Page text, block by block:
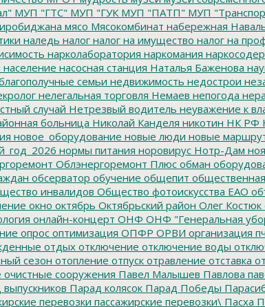
МУП "ГТС" МУП "ГУК МУП "ПАТП" МУП
мясо Мясокомбинат набережная
наледь налог налог на имущество налог на
нарколаборатория наркомания
население насосная станция Наталья Баженова
семьи недвижимость недострои
нелегальная торговля Немаев непогода
случай Нетрезвый водитель неуважение к
больница Николай Канделя никотин НК РФ
новое_оборудование новые люди новые
нормы питания норовирус Нотр-Дам
Облэнергоремонт Плюс обман
обсерватор обучение общепит
инвалидов Общество фотоискусства ЕАО
окно октябрь Октябрьский район Олег Костюк
онлайн-концерт ОНФ ОНФ "Генеральная
опрос оптимизация ОПФР ОРВИ организация
отдых отключение отключение воды
сезон отопление отпуск отравление отставка
очистные сооружения Павел Малышев Павлова
выпускников Парад колясок Парад Победы
перевозки пассажирские перевозки\ Пасха